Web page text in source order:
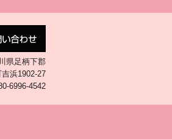
県足柄下郡
浜1902-27
6996-4542